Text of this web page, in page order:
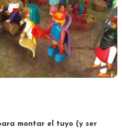
montar el tuyo (y ser